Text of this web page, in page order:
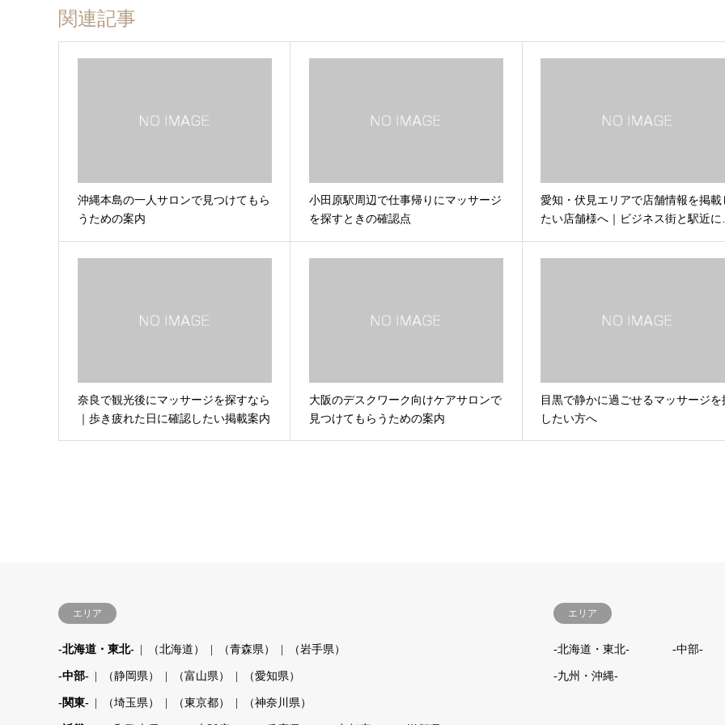
関連記事
沖縄本島の一人サロンで見つけてもら
うための案内
小田原駅周辺で仕事帰りにマッサージ
を探すときの確認点
愛知・伏見エリアで店舗情報を掲載
たい店舗様へ｜ビジネス街と駅近
奈良で観光後にマッサージを探すなら
｜歩き疲れた日に確認したい掲載案内
大阪のデスクワーク向けケアサロンで
見つけてもらうための案内
目黒で静かに過ごせるマッサージを
したい方へ
エリア
-北海道・東北- （北海道） （青森県） （岩手県）
-中部- （静岡県） （富山県） （愛知県）
-関東- （埼玉県） （東京都） （神奈川県）
エリア
-北海道・東北- -中部-
-九州・沖縄-